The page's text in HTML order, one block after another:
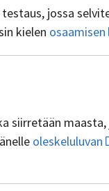
jossa
kielen osaamisen
siirretään
oleskeluluvan